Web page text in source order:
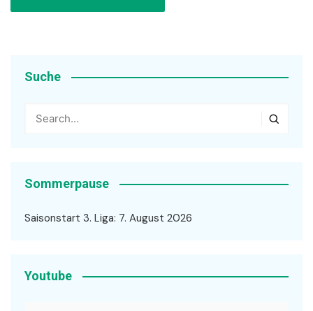
Suche
Sommerpause
Saisonstart 3. Liga: 7. August 2026
Youtube